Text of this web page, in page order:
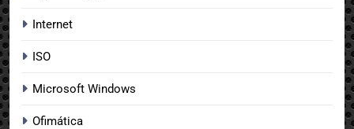
Internet
ISO
Microsoft Windows
Ofimática